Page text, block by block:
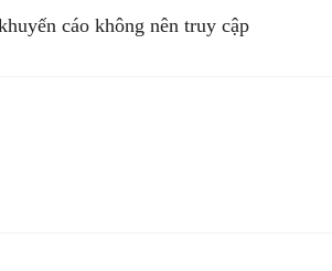
cáo không nên truy cập